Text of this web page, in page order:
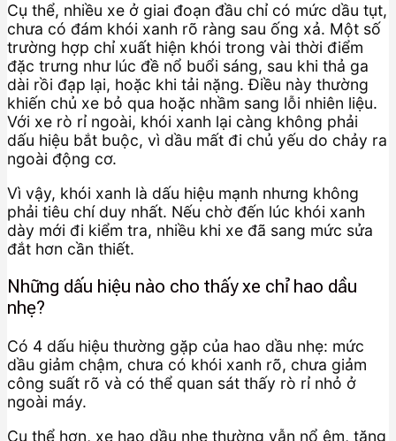
Cụ thể, nhiều xe ở giai đoạn đầu chỉ có mức dầu tụt,
chưa có đám khói xanh rõ ràng sau ống xả. Một số
trường hợp chỉ xuất hiện khói trong vài thời điểm
đặc trưng như lúc đề nổ buổi sáng, sau khi thả ga
dài rồi đạp lại, hoặc khi tải nặng. Điều này thường
khiến chủ xe bỏ qua hoặc nhầm sang lỗi nhiên liệu.
Với xe rò rỉ ngoài, khói xanh lại càng không phải
dấu hiệu bắt buộc, vì dầu mất đi chủ yếu do chảy ra
ngoài động cơ.
Vì vậy, khói xanh là dấu hiệu mạnh nhưng không
phải tiêu chí duy nhất. Nếu chờ đến lúc khói xanh
dày mới đi kiểm tra, nhiều khi xe đã sang mức sửa
đắt hơn cần thiết.
Những dấu hiệu nào cho thấy xe chỉ hao dầu
nhẹ?
Có 4 dấu hiệu thường gặp của hao dầu nhẹ: mức
dầu giảm chậm, chưa có khói xanh rõ, chưa giảm
công suất rõ và có thể quan sát thấy rò rỉ nhỏ ở
ngoài máy.
Cụ thể hơn, xe hao dầu nhẹ thường vẫn nổ êm, tăng